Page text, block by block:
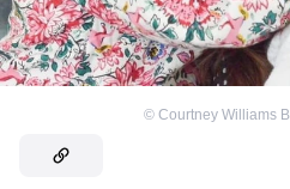
© Courtney Williams